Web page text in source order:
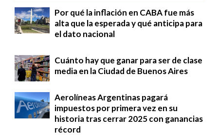
Por qué la inflación en CABA fue más
alta que la esperada y qué anticipa para
el dato nacional
Cuánto hay que ganar para ser de clase
media en la Ciudad de Buenos Aires
Aerolíneas Argentinas pagará
impuestos por primera vez en su
historia tras cerrar 2025 con ganancias
récord